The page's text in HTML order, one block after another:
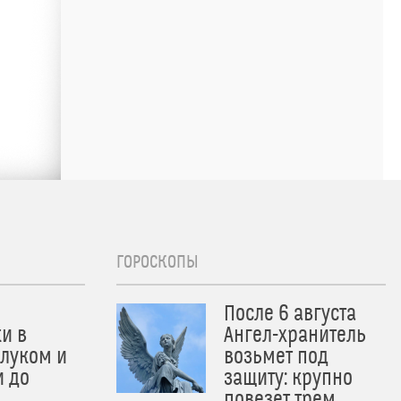
в
и
до
ГОРОСКОПЫ
После 6 августа
Ангел-хранитель
возьмет под
защиту: крупно